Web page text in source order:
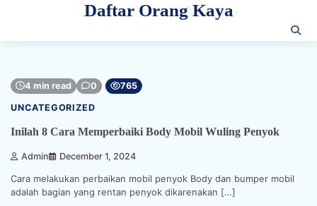
content
Daftar Orang Kaya
4 min read 0 765
UNCATEGORIZED
Inilah 8 Cara Memperbaiki Body Mobil Wuling Penyok
Admin December 1, 2024
Cara melakukan perbaikan mobil penyok Body dan bumper mobil
adalah bagian yang rentan penyok dikarenakan […]